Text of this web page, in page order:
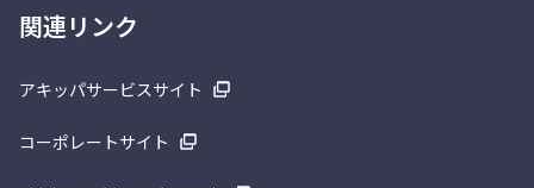
関連リンク
アキッパサービスサイト
コーポレートサイト